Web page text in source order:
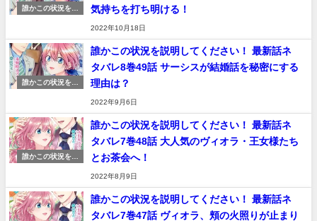
誰かこの状況を説
気持ちを打ち明ける！
2022年10月18日
誰かこの状況を説
誰かこの状況を説明してください！ 最新話ネ
タバレ8巻49話 サーシスが結婚話を秘密にする
理由は？
2022年9月6日
誰かこの状況を説
誰かこの状況を説明してください！ 最新話ネ
タバレ7巻48話 大人気のヴィオラ・王女様たち
とお茶会へ！
2022年8月9日
誰かこの状況を説明してください！ 最新話ネ
タバレ7巻47話 ヴィオラ、頬の火照りが止まり